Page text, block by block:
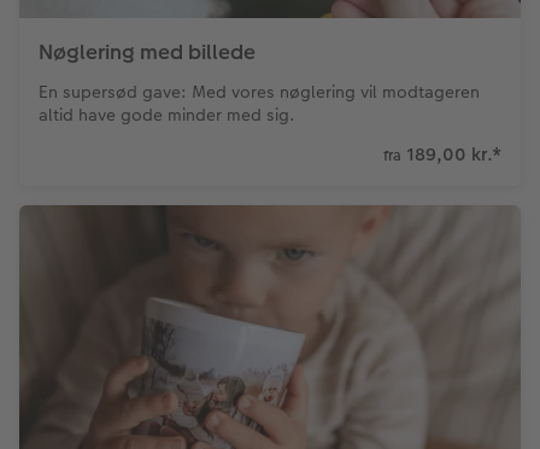
Nøglering med billede
En supersød gave: Med vores nøglering vil modtageren
altid have gode minder med sig.
fra 189,00 kr.*